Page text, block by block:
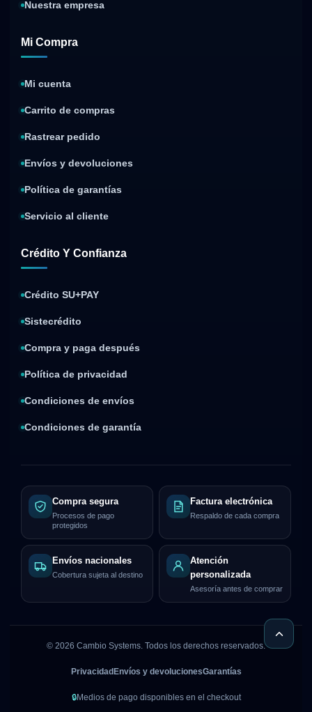
Nuestra empresa
Mi Compra
Mi cuenta
Carrito de compras
Rastrear pedido
Envíos y devoluciones
Política de garantías
Servicio al cliente
Crédito Y Confianza
Crédito SU+PAY
Sistecrédito
Compra y paga después
Política de privacidad
Condiciones de envíos
Condiciones de garantía
Compra segura
Procesos de pago
protegidos
Factura electrónica
Respaldo de cada compra
Envíos nacionales
Cobertura sujeta al destino
Atención
personalizada
Asesoría antes de comprar
© 2026 Cambio Systems. Todos los derechos reservados.
Privacidad Envíos y devolucionesGarantías
🔒Medios de pago disponibles en el checkout